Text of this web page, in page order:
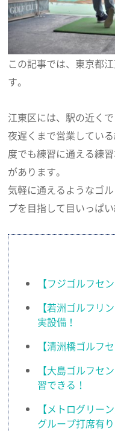
この記事では、東京都
す。
江東区には、駅の近く
夜遅くまで営業してい
度でも練習に通える練
があります。
気軽に通えるようなゴ
プを目指して目いっぱ
【フジゴルフセ
【若洲ゴルフリ
実設備！
【清洲橋ゴルフ
【大島ゴルフセ
習できる！
【メトログリー
グループ打席有り